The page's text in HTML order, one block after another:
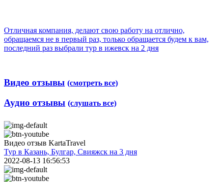
Отличная компания, делают свою работу на отлично,
обращаемся не в первый раз, только обращается будем к вам,
последний раз выбрали тур в ижевск на 2 дня
Видео отзывы (смотреть все)
Аудио отзывы (слушать все)
Видео отзыв KartaTravel
Тур в Казань, Булгар, Свияжск на 3 дня
2022-08-13 16:56:53